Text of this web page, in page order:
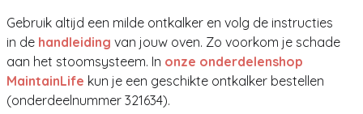
Gebruik altijd een milde ontkalker en volg de instructies
in de handleiding van jouw oven. Zo voorkom je schade
aan het stoomsysteem. In onze onderdelenshop
MaintainLife kun je een geschikte ontkalker bestellen
(onderdeelnummer 321634).